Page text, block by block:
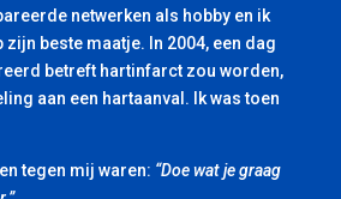
netwerken als hobby en ik
zijn beste maatje. In 2004, een dag
betreft hartinfarct zou worden,
aan een hartaanval. Ik was toen
tegen mij waren: “Doe wat je graag